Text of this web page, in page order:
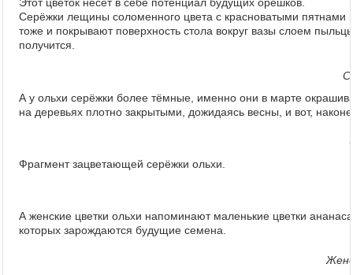
Этот цветок несёт в себе потенциал будущих орешков.
Серёжки лещины соломенного цвета с красноватыми пятнами
тоже и покрывают поверхность стола вокруг вазы слоем
получится.
А у ольхи серёжки более тёмные, именно они в марте
на деревьях плотно закрытыми, дожидаясь весны, и вот,
Фрагмент зацветающей серёжки ольхи.
А женские цветки ольхи напоминают маленькие цветки
которых зарождаются будущие семена.